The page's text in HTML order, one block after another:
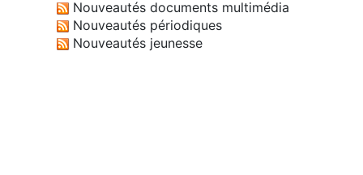
Nouveautés documents multimédia
Nouveautés périodiques
Nouveautés jeunesse